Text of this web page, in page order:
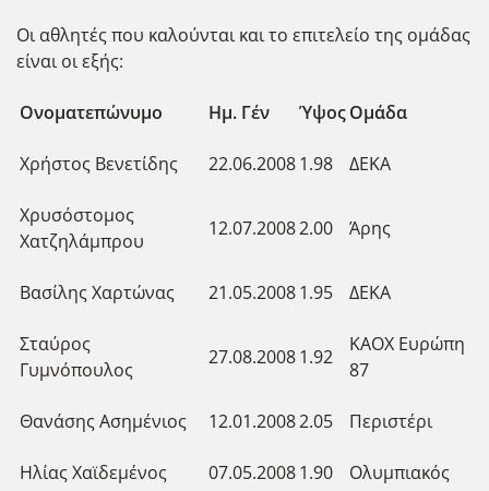
Οι αθλητές που καλούνται και το επιτελείο της ομάδας
είναι οι εξής:
Ονοματεπώνυμο Ημ. Γέν ΎψοςΟμάδα
Χρήστος Βενετίδης 22.06.20081.98 ΔΕΚΑ
Χρυσόστομος
Χατζηλάμπρου
12.07.20082.00 Άρης
Βασίλης Χαρτώνας 21.05.20081.95 ΔΕΚΑ
Σταύρος
Γυμνόπουλος
27.08.20081.92
ΚΑΟΧ Ευρώπη
87
Θανάσης Ασημένιος 12.01.20082.05 Περιστέρι
Ηλίας Χαϊδεμένος 07.05.20081.90 Ολυμπιακός